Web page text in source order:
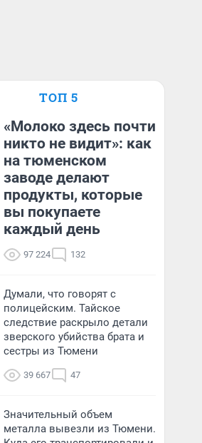
ТОП 5
«Молоко здесь почти
никто не видит»: как
на тюменском
заводе делают
продукты, которые
вы покупаете
каждый день
97 224 132
Думали, что говорят с
полицейским. Тайское
следствие раскрыло детали
зверского убийства брата и
сестры из Тюмени
39 667 47
Значительный объем
металла вывезли из Тюмени.